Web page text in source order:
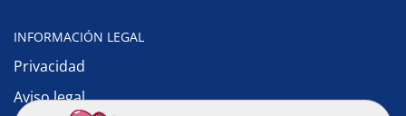
INFORMACIÓN LEGAL
Privacidad
Aviso legal